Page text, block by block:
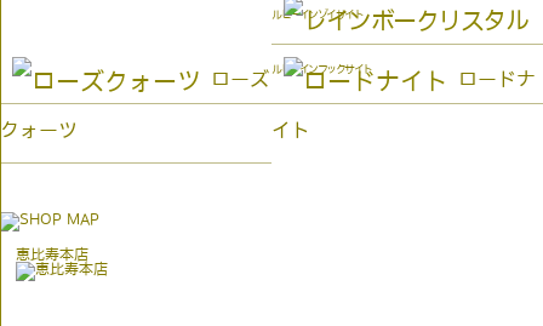
ルビーインゾイサイト
ルビーインフックサイト
ローズ
クォーツ
ロードナ
イト
恵比寿本店